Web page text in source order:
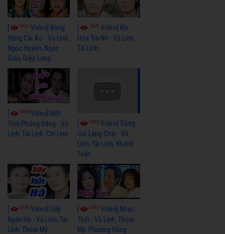
9051 Video] Bông
Hồng Cài Áo - Vũ Linh,
Ngọc Huyền, Ngọc
Giàu, Diệp Lang
7345Video] Khi
Hoa Trà Nở - Vũ Linh,
Tài Linh
4108 Video] Một
Thời Phóng Đãng - Vũ
Linh, Tài Linh, Chí Linh
3656Video] Sóng
Gió Làng Chài - Vũ
Linh, Tài Linh, Khánh
Tuấn
3765 Video] Dãy
Ngân Hà - Vũ Linh, Tài
Linh, Thoại Mỹ
3437Video] Nhạc
Tình - Vũ Linh, Thoại
Mỹ, Phương Hồng